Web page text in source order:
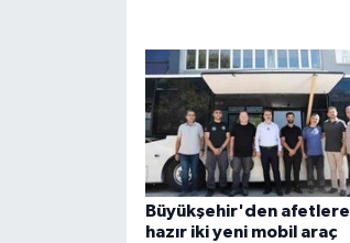
Büyükşehir'den afetlere
hazır iki yeni mobil araç